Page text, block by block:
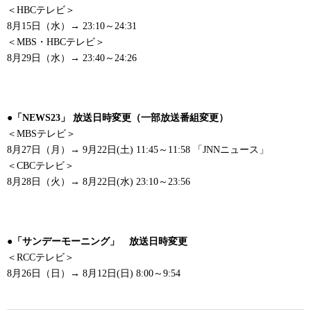
＜HBCテレビ＞
8月15日（水）→ 23:10～24:31
＜MBS・HBCテレビ＞
8月29日（水）→ 23:40～24:26
●「NEWS23」 放送日時変更（一部放送番組変更）
＜MBSテレビ＞
8月27日（月）→ 9月22日(土) 11:45～11:58 「JNNニュース」
＜CBCテレビ＞
8月28日（火）→ 8月22日(水) 23:10～23:56
●「サンデーモーニング」 放送日時変更
＜RCCテレビ＞
8月26日（日）→ 8月12日(日) 8:00～9:54